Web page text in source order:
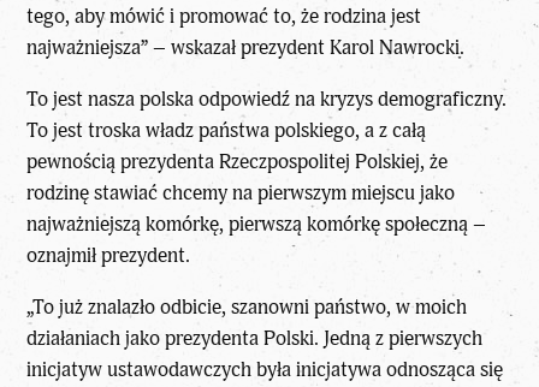
tego, aby mówić i promować to, że rodzina jest
najważniejsza” – wskazał prezydent Karol Nawrocki.
To jest nasza polska odpowiedź na kryzys demograficzny.
To jest troska władz państwa polskiego, a z całą
pewnością prezydenta Rzeczpospolitej Polskiej, że
rodzinę stawiać chcemy na pierwszym miejscu jako
najważniejszą komórkę, pierwszą komórkę społeczną –
oznajmił prezydent.
„To już znalazło odbicie, szanowni państwo, w moich
działaniach jako prezydenta Polski. Jedną z pierwszych
inicjatyw ustawodawczych była inicjatywa odnosząca się